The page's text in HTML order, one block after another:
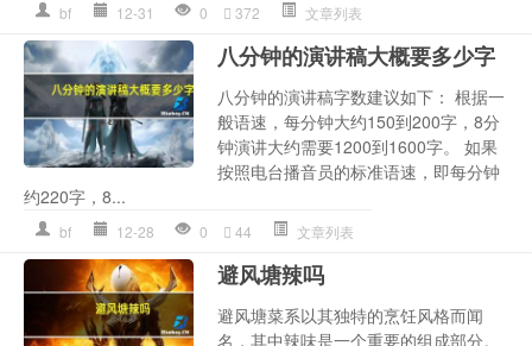
bf 12-31 0 372 文章列表
八分钟的演讲稿大概要多少字
八分钟的演讲稿字数建议如下： 根据一
般语速，每分钟大约150到200字，8分
钟演讲大约需要1200到1600字。 如果
按照电台播音员的标准语速，即每分钟
约220字，8...
bf 12-28 0 44 文章列表
避风塘辣吗
避风塘菜系以其独特的烹饪风格而闻
名，其中辣味是一个重要的组成部分。